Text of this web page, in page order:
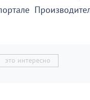
это интересно